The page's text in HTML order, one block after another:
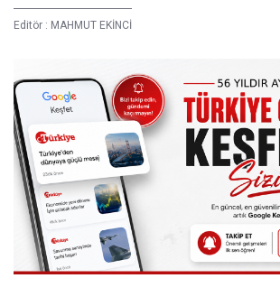
Editör : MAHMUT EKİNCİ